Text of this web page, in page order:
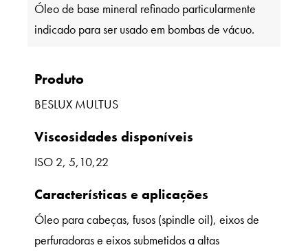
Óleo de base mineral refinado particularmente
indicado para ser usado em bombas de vácuo.
Produto
BESLUX MULTUS
Viscosidades disponíveis
ISO 2, 5,10,22
Características e aplicações
Óleo para cabeças, fusos (spindle oil), eixos de
perfuradoras e eixos submetidos a altas